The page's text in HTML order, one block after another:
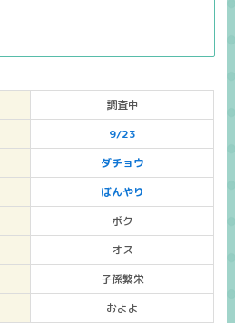
調査中
9/23
ダチョウ
ぼんやり
ボク
オス
子孫繁栄
およよ